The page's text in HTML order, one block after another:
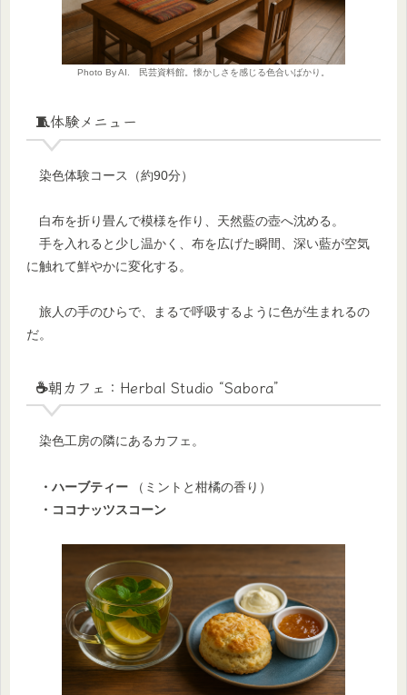
Photo By AI. 民芸資料館。懐かしさを感じる色合いばかり。
🧵体験メニュー
染色体験コース（約90分）
白布を折り畳んで模様を作り、天然藍の壺へ沈める。
手を入れると少し温かく、布を広げた瞬間、深い藍が空気
に触れて鮮やかに変化する。
旅人の手のひらで、まるで呼吸するように色が生まれるの
だ。
☕️朝カフェ：Herbal Studio “Sabora”
染色工房の隣にあるカフェ。
・ハーブティー
（ミントと柑橘の香り）
・ココナッツスコーン